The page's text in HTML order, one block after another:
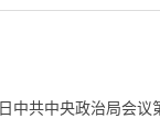
日中共中央政治局会